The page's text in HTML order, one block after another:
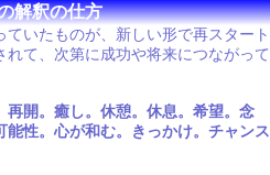
解釈の仕方
いたものが、新しい形で再スタート
て、次第に成功や将来につながって
開。癒し。休憩。休息。希望。念
性。心が和む。きっかけ。チャンス